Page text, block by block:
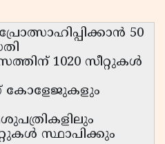
50
1020 സീറ്റുകൾ
കോളേജുകളും
സ്ഥാപിക്കും